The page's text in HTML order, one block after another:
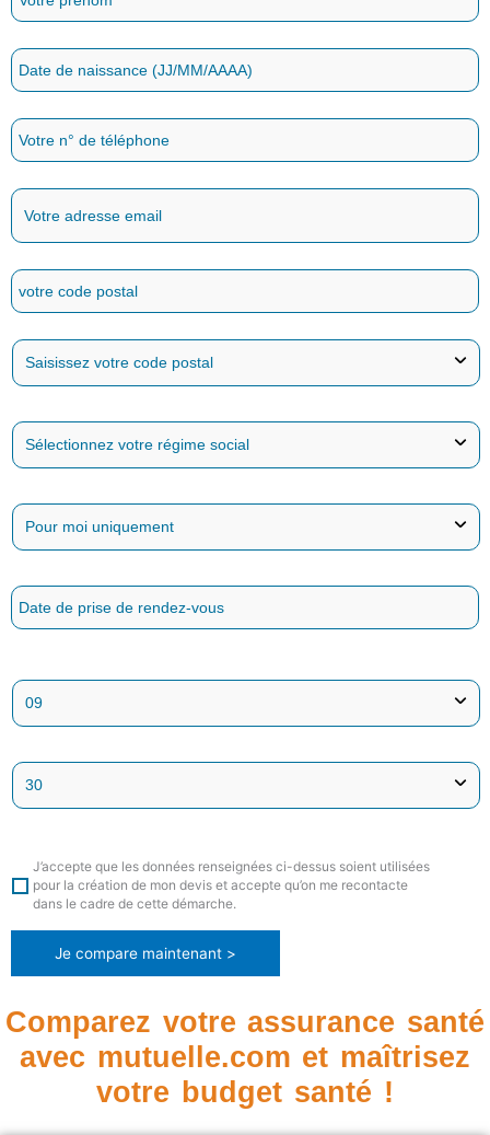
Comparez votre assurance santé
avec mutuelle.com et maîtrisez
votre budget santé !
J’accepte que les données renseignées ci-dessus soient utilisées
pour la création de mon devis et accepte qu’on me recontacte
dans le cadre de cette démarche.
Je compare maintenant >